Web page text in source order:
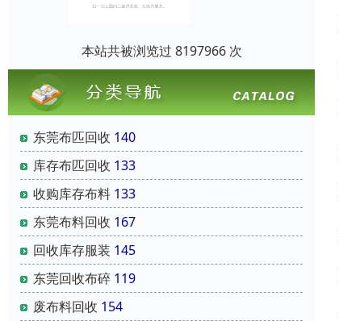
本站共被浏览过 8197966 次
东莞布匹回收 140
库存布匹回收 133
收购库存布料 133
东莞布料回收 167
回收库存服装 145
东莞回收布碎 119
废布料回收 154